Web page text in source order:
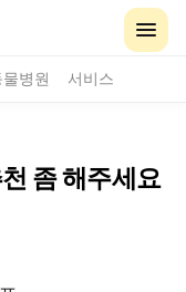
물병원 서비스
좀 해주세요